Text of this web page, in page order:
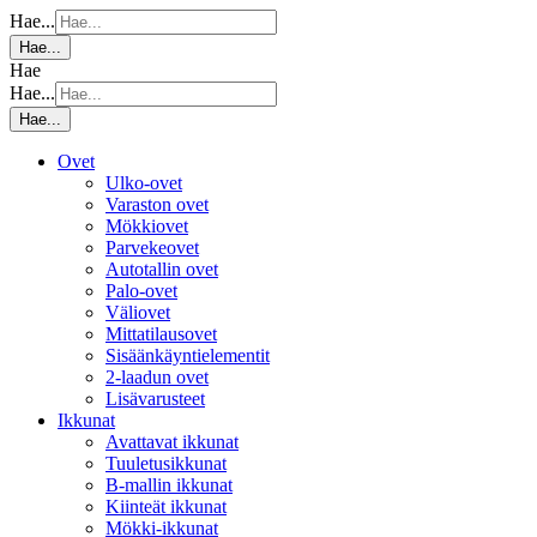
Hae...
Hae...
Hae
Hae...
Hae...
Ovet
Ulko-ovet
Varaston ovet
Mökkiovet
Parvekeovet
Autotallin ovet
Palo-ovet
Väliovet
Mittatilausovet
Sisäänkäyntielementit
2-laadun ovet
Lisävarusteet
Ikkunat
Avattavat ikkunat
Tuuletusikkunat
B-mallin ikkunat
Kiinteät ikkunat
Mökki-ikkunat